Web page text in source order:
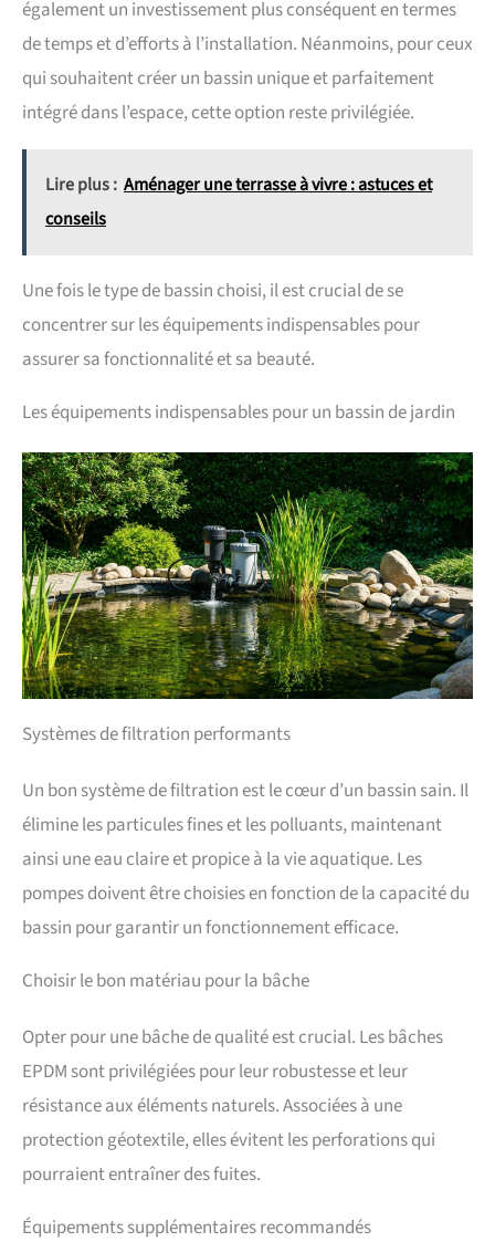
également un investissement plus conséquent en termes
de temps et d’efforts à l’installation. Néanmoins, pour ceux
qui souhaitent créer un bassin unique et parfaitement
intégré dans l’espace, cette option reste privilégiée.
Lire plus : Aménager une terrasse à vivre : astuces et
conseils
Une fois le type de bassin choisi, il est crucial de se
concentrer sur les équipements indispensables pour
assurer sa fonctionnalité et sa beauté.
Les équipements indispensables pour un bassin de jardin
Systèmes de filtration performants
Un bon système de filtration est le cœur d’un bassin sain. Il
élimine les particules fines et les polluants, maintenant
ainsi une eau claire et propice à la vie aquatique. Les
pompes doivent être choisies en fonction de la capacité du
bassin pour garantir un fonctionnement efficace.
Choisir le bon matériau pour la bâche
Opter pour une bâche de qualité est crucial. Les bâches
EPDM sont privilégiées pour leur robustesse et leur
résistance aux éléments naturels. Associées à une
protection géotextile, elles évitent les perforations qui
pourraient entraîner des fuites.
Équipements supplémentaires recommandés